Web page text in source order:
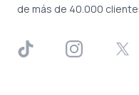
de más de 40.000
TikTok InstagramX